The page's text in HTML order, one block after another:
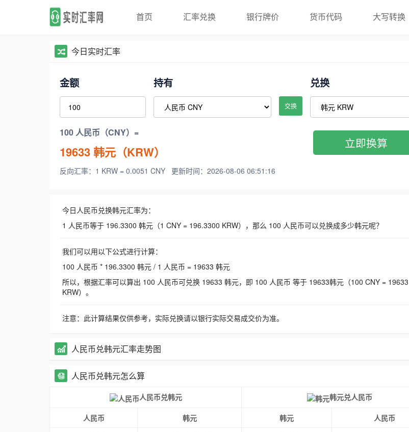
首页 汇率兑换 银行牌价 货币代码 大写转换
今日实时汇率
金额 持有
交换
兑换
100 人民币（CNY）=
19633韩元（KRW）
反向汇率：1 KRW = 0.0051 CNY 更新时间：2026-08-06 06:51:16
立即换算
今日人民币兑换韩元汇率为：
1 人民币等于 196.3300 韩元（1 CNY = 196.3300 KRW），那么 100 人民币可以兑换成多少韩元呢？
我们可以用以下公式进行计算：
100 人民币 * 196.3300 韩元 / 1 人民币 = 19633 韩元
所以，根据汇率可以算出 100 人民币可兑换 19633 韩元，即 100 人民币 等于 19633韩元（100 CNY = 19633
KRW）。
注意：此计算结果仅供参考，实际兑换请以银行实际交易成交价为准。
人民币兑韩元汇率走势图
人民币兑韩元怎么算
人民币兑韩元 韩元兑人民币
人民币 韩元 韩元
人民币